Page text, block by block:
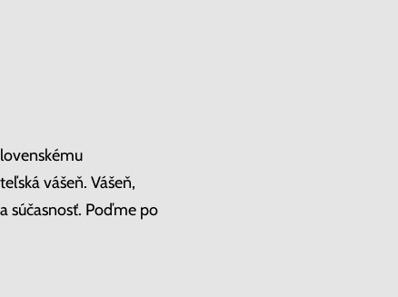
vášeň. Vášeň,
súčasnosť. Poďme po